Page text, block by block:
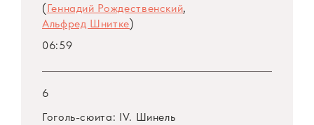
экспрессии.
финальному разделу произведения:
каденция солиста сменяется струнным
хоралом, отсылающим к традиционному
(Геннадий Рождественский,
Альфред Шнитке)
06:59
6
Гоголь-сюита: IV. Шинель